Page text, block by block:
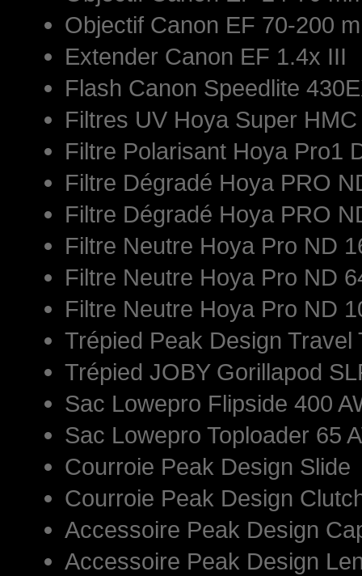
Objectif Canon EF 70-200
Extender Canon EF 1.4x III
Flash Canon Speedlite
Filtres UV Hoya Super
Filtre Polarisant Hoya Pro1
Filtre Dégradé Hoya PRO
Filtre Dégradé Hoya PRO
Filtre Neutre Hoya Pro ND
Filtre Neutre Hoya Pro ND
Filtre Neutre Hoya Pro ND
Trépied Peak Design Travel
Trépied JOBY Gorillapod
Sac Lowepro Flipside 400
Sac Lowepro Toploader 65
Courroie Peak Design Slide
Courroie Peak Design
Accessoire Peak Design
Accessoire Peak Design